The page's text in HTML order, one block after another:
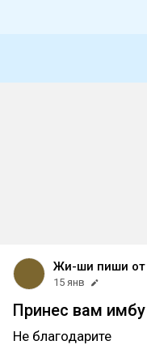
Жи-ши пиши от
15 янв
Принес вам имбу
Не благодарите